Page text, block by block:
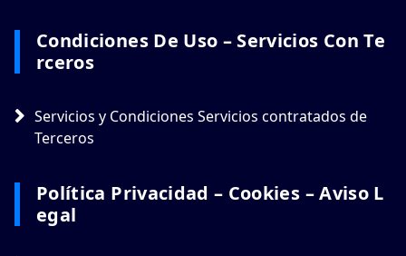
Condiciones De Uso – Servicios Con Te
Rceros
Servicios y Condiciones Servicios contratados de
Terceros
Política Privacidad – Cookies – Aviso L
Egal